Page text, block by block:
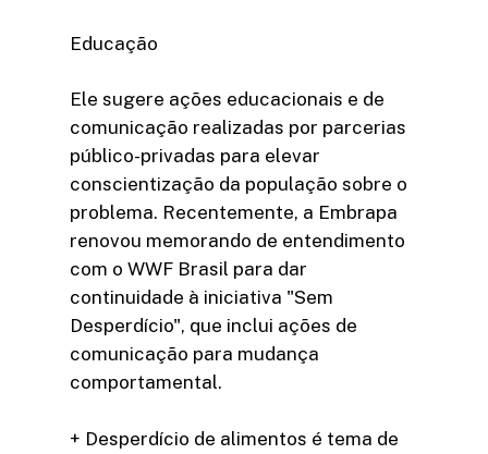
Educação
Ele sugere ações educacionais e de
comunicação realizadas por parcerias
público-privadas para elevar
conscientização da população sobre o
problema. Recentemente, a Embrapa
renovou memorando de entendimento
com o WWF Brasil para dar
continuidade à iniciativa "Sem
Desperdício", que inclui ações de
comunicação para mudança
comportamental.
+ Desperdício de alimentos é tema de